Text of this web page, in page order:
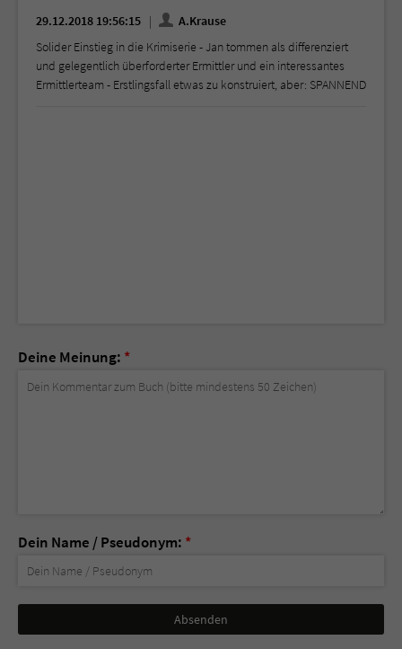
29.12.2018 19:56:15
A.Krause
Solider Einstieg in die Krimiserie - Jan tommen als differenziert
und gelegentlich überforderter Ermittler und ein interessantes
Ermittlerteam - Erstlingsfall etwas zu konstruiert, aber: SPANNEND
Deine Meinung: *
Dein Name / Pseudonym: *
Nicht
ausfüllen!